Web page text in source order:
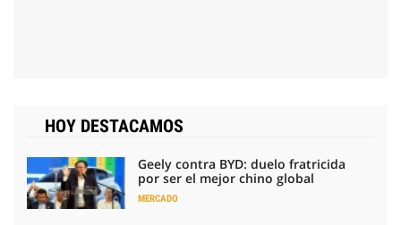
HOY DESTACAMOS
Geely contra BYD: duelo fratricida
por ser el mejor chino global
MERCADO